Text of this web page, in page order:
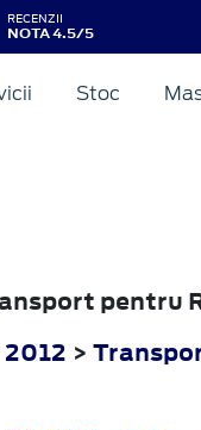
RECENZII
NOTA 4.5/5
Stoc
pentru
>